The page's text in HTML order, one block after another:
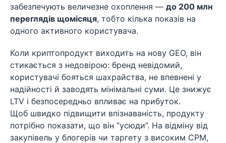
забезпечують величезне охоплення — до 200 млн
переглядів щомісяця, тобто кілька показів на
одного активного користувача.
Коли криптопродукт виходить на нову GEO, він
стикається з недовірою: бренд невідомий,
користувачі бояться шахрайства, не впевнені у
надійності й заводять мінімальні суми. Це знижує
LTV і безпосередньо впливає на прибуток.
Щоб швидко підвищити впізнаваність, продукту
потрібно показати, що він “усюди”. На відміну від
закупівель у блогерів чи таргету з високим CPM,